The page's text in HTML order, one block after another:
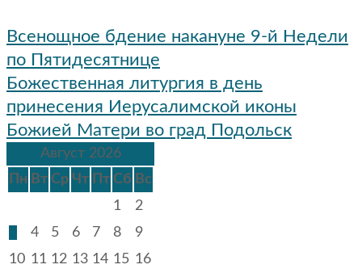
Навигация
по
записям
Всенощное бдение накануне 9-й Недели
по Пятидесятнице
Божественная литургия в день
принесения Иерусалимской иконы
Божией Матери во град Подольск
Август 2026
Пн Вт Ср Чт Пт Сб Вс
1
2
4 5 6 7 8
9
10 11 12 13 14 15 16